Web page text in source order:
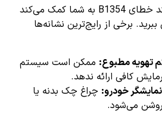
شناسایی علائم مرتبط با کد خطای B1354 به شما کمک می‌کند
برخی از رایج‌ترین نشانه‌ها
تهویه مطبوع: ممکن است سیستم
کافی ارائه ندهد.
خودرو: چراغ چک بدنه یا
روشن می‌شود.